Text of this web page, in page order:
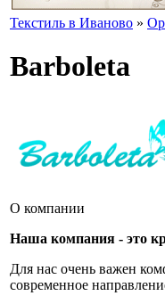
Текстиль в Иваново »
Barboleta
О компании
Наша компания - это
Для нас очень важен
современное